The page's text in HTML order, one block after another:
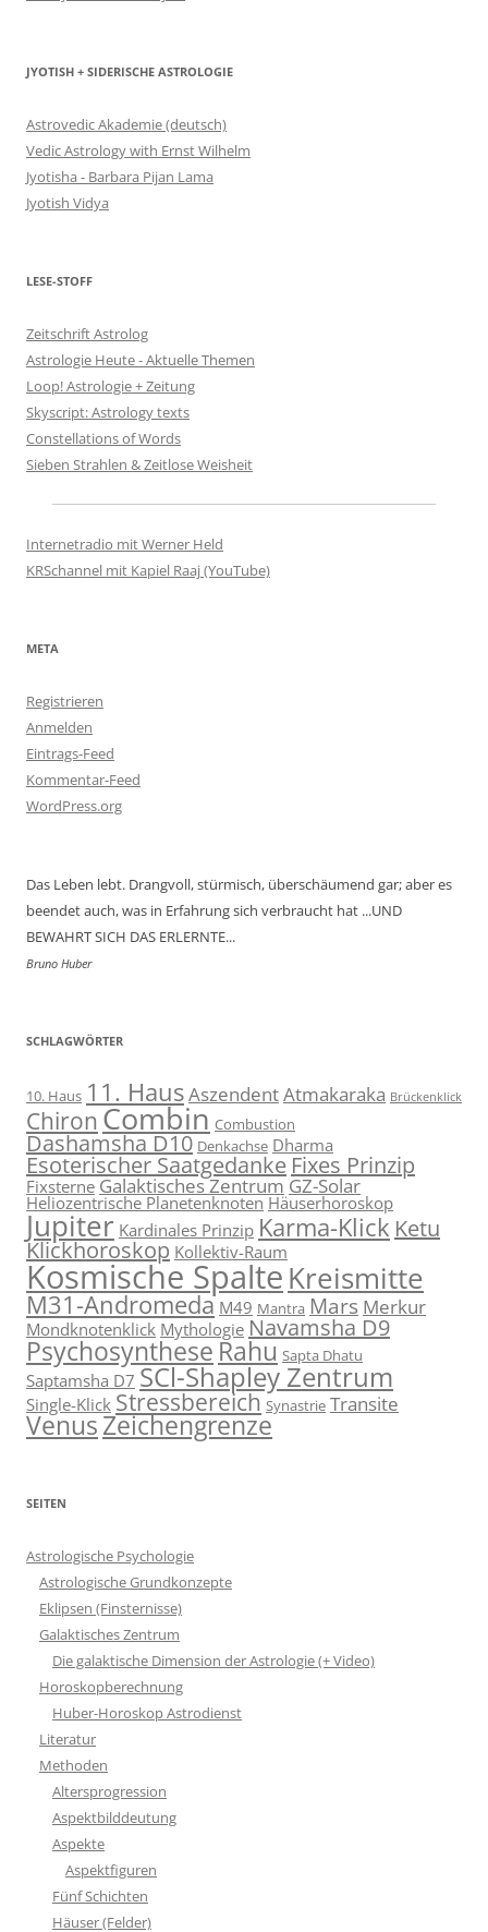
JYOTISH + SIDERISCHE ASTROLOGIE
Astrovedic Akademie (deutsch)
Vedic Astrology with Ernst Wilhelm
Jyotisha - Barbara Pijan Lama
Jyotish Vidya
LESE-STOFF
Zeitschrift Astrolog
Astrologie Heute - Aktuelle Themen
Loop! Astrologie + Zeitung
Skyscript: Astrology texts
Constellations of Words
Sieben Strahlen & Zeitlose Weisheit
Internetradio mit Werner Held
KRSchannel mit Kapiel Raaj (YouTube)
META
Registrieren
Anmelden
Eintrags-Feed
Kommentar-Feed
WordPress.org
Das Leben lebt. Drangvoll, stürmisch, überschäumend gar; aber es
beendet auch, was in Erfahrung sich verbraucht hat ...UND
BEWAHRT SICH DAS ERLERNTE...
Bruno Huber
SCHLAGWÖRTER
10. Haus 11. HausAszendentAtmakaraka Brückenklick
ChironCombin Combustion
Dashamsha D10 Denkachse Dharma
Esoterischer Saatgedanke Fixes Prinzip
FixsterneGalaktisches Zentrum GZ-Solar
Heliozentrische PlanetenknotenHäuserhoroskop
Jupiter Kardinales Prinzip Karma-Klick Ketu
Klickhoroskop Kollektiv-Raum
Kosmische SpalteKreismitte
M31-Andromeda M49 Mantra Mars Merkur
Mondknotenklick Mythologie Navamsha D9
Psychosynthese Rahu Sapta Dhatu
Saptamsha D7 SCl-Shapley Zentrum
Single-Klick Stressbereich Synastrie Transite
VenusZeichengrenze
SEITEN
Astrologische Psychologie
Astrologische Grundkonzepte
Eklipsen (Finsternisse)
Galaktisches Zentrum
Die galaktische Dimension der Astrologie (+ Video)
Horoskopberechnung
Huber-Horoskop Astrodienst
Literatur
Methoden
Altersprogression
Aspektbilddeutung
Aspekte
Aspektfiguren
Fünf Schichten
Häuser (Felder)